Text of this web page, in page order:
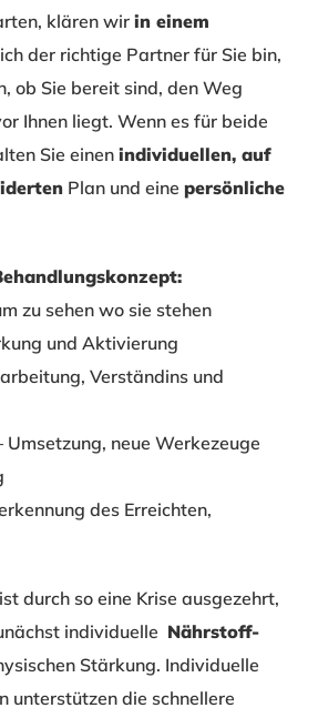
klären wir in einem
der richtige Partner für Sie bin,
ob Sie bereit sind, den Weg
Ihnen liegt. Wenn es für beide
Sie einen individuellen, auf
Plan und eine persönliche
zu sehen wo sie stehen
und Aktivierung
Verständins und
Umsetzung, neue Werkezeuge
des Erreichten,
durch so eine Krise ausgezehrt,
individuelle Nährstoff-
Stärkung. Individuelle
unterstützen die schnellere